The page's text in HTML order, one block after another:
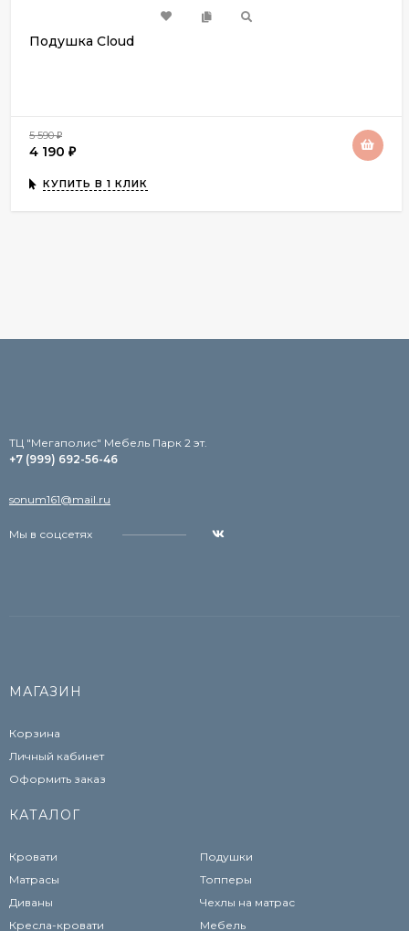
Подушка Cloud
5 590₽
4 190 ₽
КУПИТЬ В 1 КЛИК
TЦ "Мегаполис" Мебель Парк 2 эт.
+7 (999) 692-56-46
sonum161@mail.ru
Мы в соцсетях
МАГАЗИН
Корзина
Личный кабинет
Оформить заказ
КАТАЛОГ
Кровати
Матрасы
Диваны
Кресла-кровати
Подушки
Топперы
Чехлы на матрас
Мебель